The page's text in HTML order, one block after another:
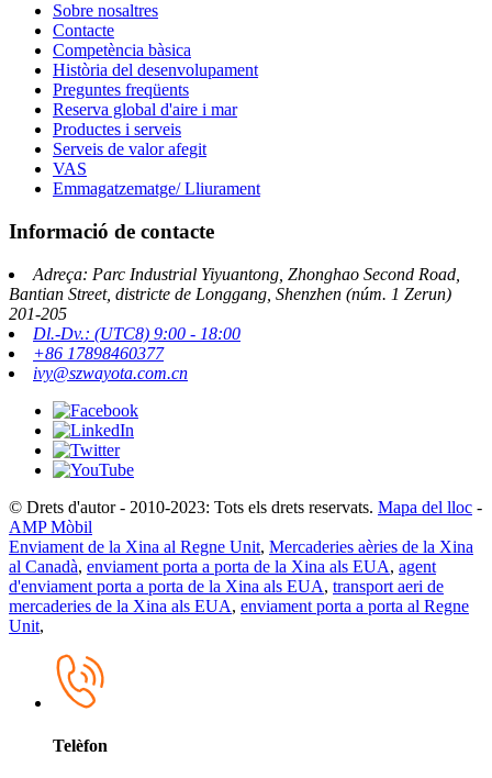
Sobre nosaltres
Contacte
Competència bàsica
Història del desenvolupament
Preguntes freqüents
Reserva global d'aire i mar
Productes i serveis
Serveis de valor afegit
VAS
Emmagatzematge/ Lliurament
Informació de contacte
Adreça: Parc Industrial Yiyuantong, Zhonghao Second Road,
Bantian Street, districte de Longgang, Shenzhen (núm. 1 Zerun)
201-205
Dl.-Dv.: (UTC8) 9:00 - 18:00
+86 17898460377
ivy@szwayota.com.cn
© Drets d'autor - 2010-2023: Tots els drets reservats. Mapa del lloc -
AMP Mòbil
Enviament de la Xina al Regne Unit, Mercaderies aèries de la Xina
al Canadà, enviament porta a porta de la Xina als EUA, agent
d'enviament porta a porta de la Xina als EUA, transport aeri de
mercaderies de la Xina als EUA, enviament porta a porta al Regne
Unit,
Telèfon